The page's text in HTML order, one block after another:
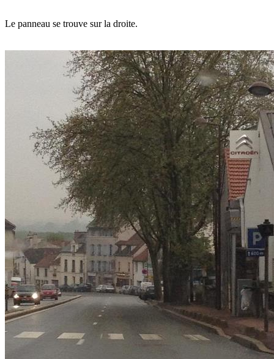
Le panneau se trouve sur la droite.